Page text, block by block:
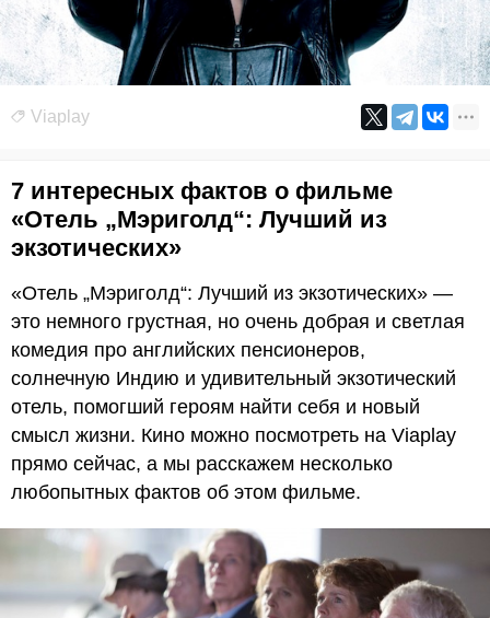
Viaplay
7 интересных фактов о фильме
«Отель „Мэриголд“: Лучший из
экзотических»
«Отель „Мэриголд“: Лучший из экзотических» —
это немного грустная, но очень добрая и светлая
комедия про английских пенсионеров,
солнечную Индию и удивительный экзотический
отель, помогший героям найти себя и новый
смысл жизни. Кино можно посмотреть на Viaplay
прямо сейчас, а мы расскажем несколько
любопытных фактов об этом фильме.